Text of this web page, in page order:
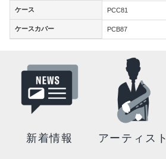
ケース
ケースカバー
ケース PCC81
ケースカバー PCB87
新着情報 アーティスト